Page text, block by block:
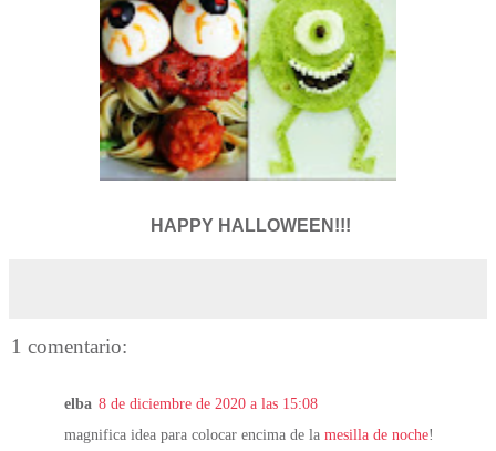
HAPPY HALLOWEEN!!!
1 comentario:
elba 8 de diciembre de 2020 a las 15:08
magnifica idea para colocar encima de la mesilla de noche!